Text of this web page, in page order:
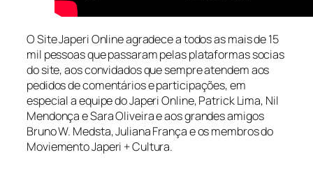
O Site Japeri Online agradece a todos as mais de 15
mil pessoas que passaram pelas plataformas socias
do site, aos convidados que sempre atendem aos
pedidos de comentários e participações, em
especial a equipe do Japeri Online, Patrick Lima, Nil
Mendonça e Sara Oliveira e aos grandes amigos
Bruno W. Medsta, Juliana França e os membros do
Moviemento Japeri + Cultura.